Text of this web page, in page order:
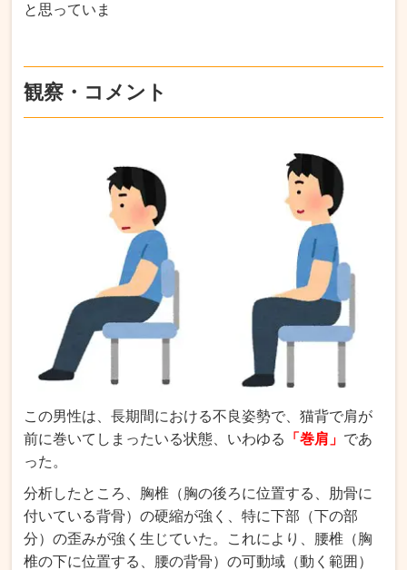
と思っていま
観察・コメント
この男性は、長期間における不良姿勢で、猫背で肩が
前に巻いてしまったいる状態、いわゆる
「巻肩」 であ
った。
分析したところ、胸椎（胸の後ろに位置する、肋骨に
付いている背骨）の硬縮が強く、特に下部（下の部
分）の歪みが強く生じていた。これにより、腰椎（胸
椎の下に位置する、腰の背骨）の可動域（動く範囲）